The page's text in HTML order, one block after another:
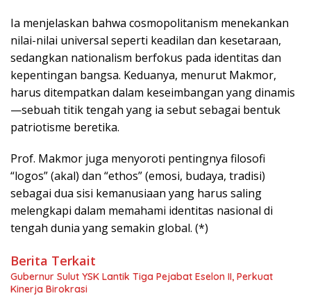
Ia menjelaskan bahwa cosmopolitanism menekankan
nilai-nilai universal seperti keadilan dan kesetaraan,
sedangkan nationalism berfokus pada identitas dan
kepentingan bangsa. Keduanya, menurut Makmor,
harus ditempatkan dalam keseimbangan yang dinamis
—sebuah titik tengah yang ia sebut sebagai bentuk
patriotisme beretika.
Prof. Makmor juga menyoroti pentingnya filosofi
“logos” (akal) dan “ethos” (emosi, budaya, tradisi)
sebagai dua sisi kemanusiaan yang harus saling
melengkapi dalam memahami identitas nasional di
tengah dunia yang semakin global. (*)
Berita Terkait
Gubernur Sulut YSK Lantik Tiga Pejabat Eselon II, Perkuat
Kinerja Birokrasi